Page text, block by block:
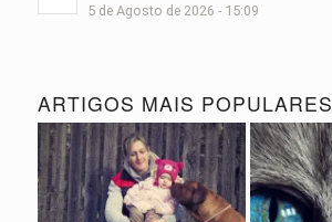
5 de Agosto de 2026 - 15:09
ARTIGOS MAIS POPULARES